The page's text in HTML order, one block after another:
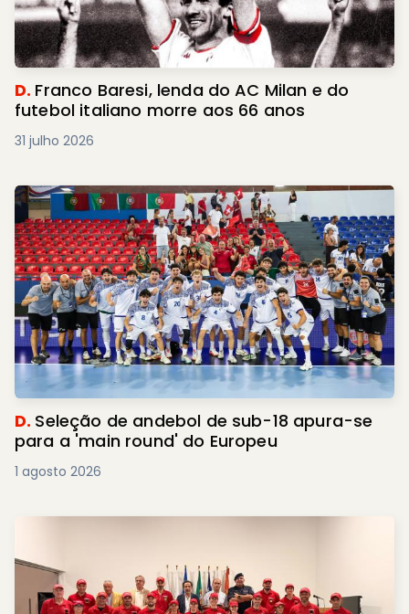
D. Franco Baresi, lenda do AC Milan e do
futebol italiano morre aos 66 anos
31 julho 2026
D. Seleção de andebol de sub-18 apura-se
para a 'main round' do Europeu
1 agosto 2026